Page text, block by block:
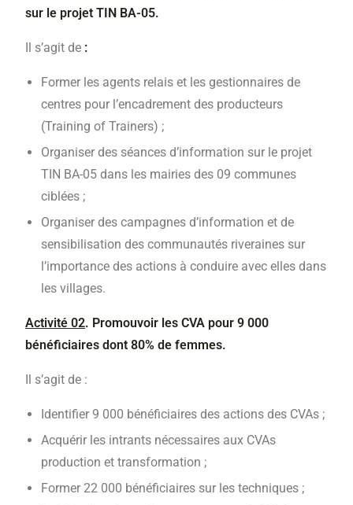
sur le projet TIN BA-05.
Il s’agit de :
Former les agents relais et les gestionnaires de
centres pour l’encadrement des producteurs
(Training of Trainers) ;
Organiser des séances d’information sur le projet
TIN BA-05 dans les mairies des 09 communes
ciblées ;
Organiser des campagnes d’information et de
sensibilisation des communautés riveraines sur
l’importance des actions à conduire avec elles dans
les villages.
Activité 02. Promouvoir les CVA pour 9 000
bénéficiaires dont 80% de femmes.
Il s’agit de :
Identifier 9 000 bénéficiaires des actions des CVAs ;
Acquérir les intrants nécessaires aux CVAs
production et transformation ;
Former 22 000 bénéficiaires sur les techniques ;